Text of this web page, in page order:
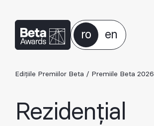
ro en
Edițiile Premiilor Beta / Premiile Beta 2026
Rezidențial